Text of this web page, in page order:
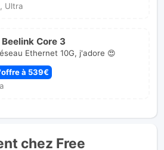
Ultra
Beelink Core 3
Ethernet 10G, j'adore 😍
à 539€
chez Free